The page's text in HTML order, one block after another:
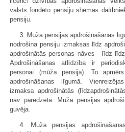
valsts fondēto pensiju shēmas
pensiju.
3. Mūža pensijas apdrošināšanas
nodrošina pensiju izmaksas līdz
apdrošinātās personas nāves - līdz
Apdrošināšanas atlīdzība ir
personai (mūža pensija). To
apdrošināšanas līgumā.
izmaksa apdrošinātās
nav paredzēta. Mūža pensijas
guvēja.
4. Mūža pensijas